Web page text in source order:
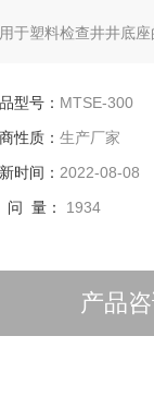
于塑料检查井井底
型号： MTSE-300
性质： 生产厂家
时间： 2022-08-08
问 量： 1934
产品